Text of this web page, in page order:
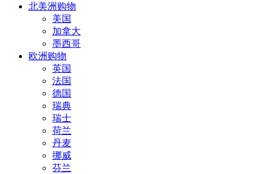
北美洲购物
美国
加拿大
墨西哥
欧洲购物
英国
法国
德国
瑞典
瑞士
荷兰
丹麦
挪威
芬兰